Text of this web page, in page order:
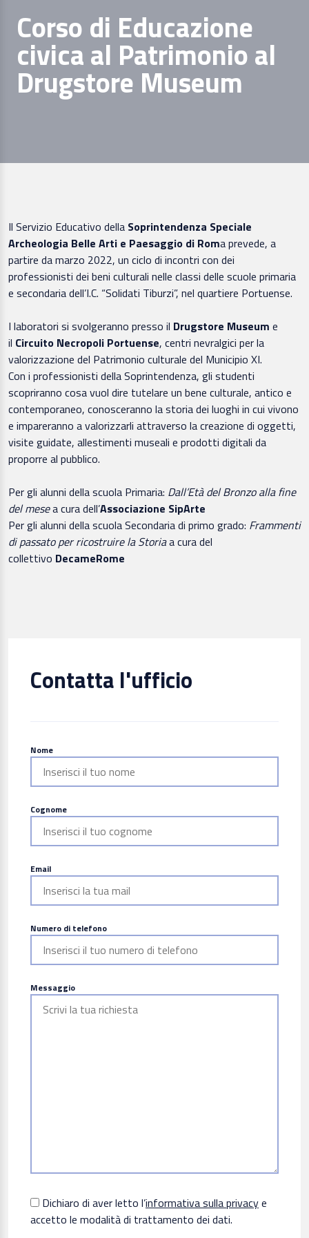
Corso di Educazione
civica al Patrimonio al
Drugstore Museum
Il Servizio Educativo della Soprintendenza Speciale
Archeologia Belle Arti e Paesaggio di Roma prevede, a
partire da marzo 2022, un ciclo di incontri con dei
professionisti dei beni culturali nelle classi delle scuole primaria
e secondaria dell’I.C. “Solidati Tiburzi”, nel quartiere Portuense.
I laboratori si svolgeranno presso il Drugstore Museum e
il Circuito Necropoli Portuense, centri nevralgici per la
valorizzazione del Patrimonio culturale del Municipio XI.
Con i professionisti della Soprintendenza, gli studenti
scopriranno cosa vuol dire tutelare un bene culturale, antico e
contemporaneo, conosceranno la storia dei luoghi in cui vivono
e impareranno a valorizzarli attraverso la creazione di oggetti,
visite guidate, allestimenti museali e prodotti digitali da
proporre al pubblico.
Per gli alunni della scuola Primaria: Dall’Età del Bronzo alla fine
del mesea cura dell’Associazione SipArte
Per gli alunni della scuola Secondaria di primo grado: Frammenti
di passato per ricostruire la Storiaa cura del
collettivo DecameRome
Contatta l'ufficio
Nome
Cognome
Email
Numero di telefono
Messaggio
Dichiaro di aver letto l’informativa sulla privacye
accetto le modalità di trattamento dei dati.